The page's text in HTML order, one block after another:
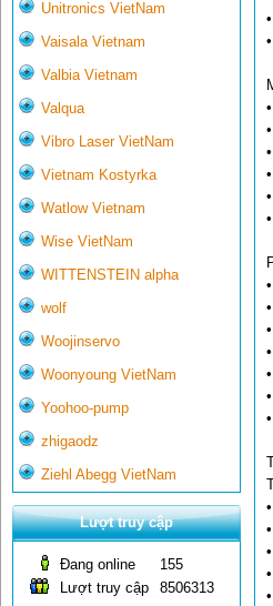
Unitronics VietNam
Vaisala Vietnam
Valbia Vietnam
Valqua
Vibro Laser VietNam
Vietnam Kostyrka
Watlow Vietnam
Wise VietNam
WITTENSTEIN alpha
wolf
Woojinservo
Woonyoung VietNam
Yoohoo-pump
zhigaodz
Ziehl Abegg VietNam
Lượt truy cập
Đang online
155
Lượt truy cập
8506313